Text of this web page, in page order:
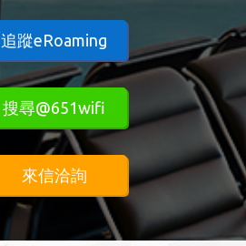
追蹤eRoaming
搜尋@651wifi
來信洽詢